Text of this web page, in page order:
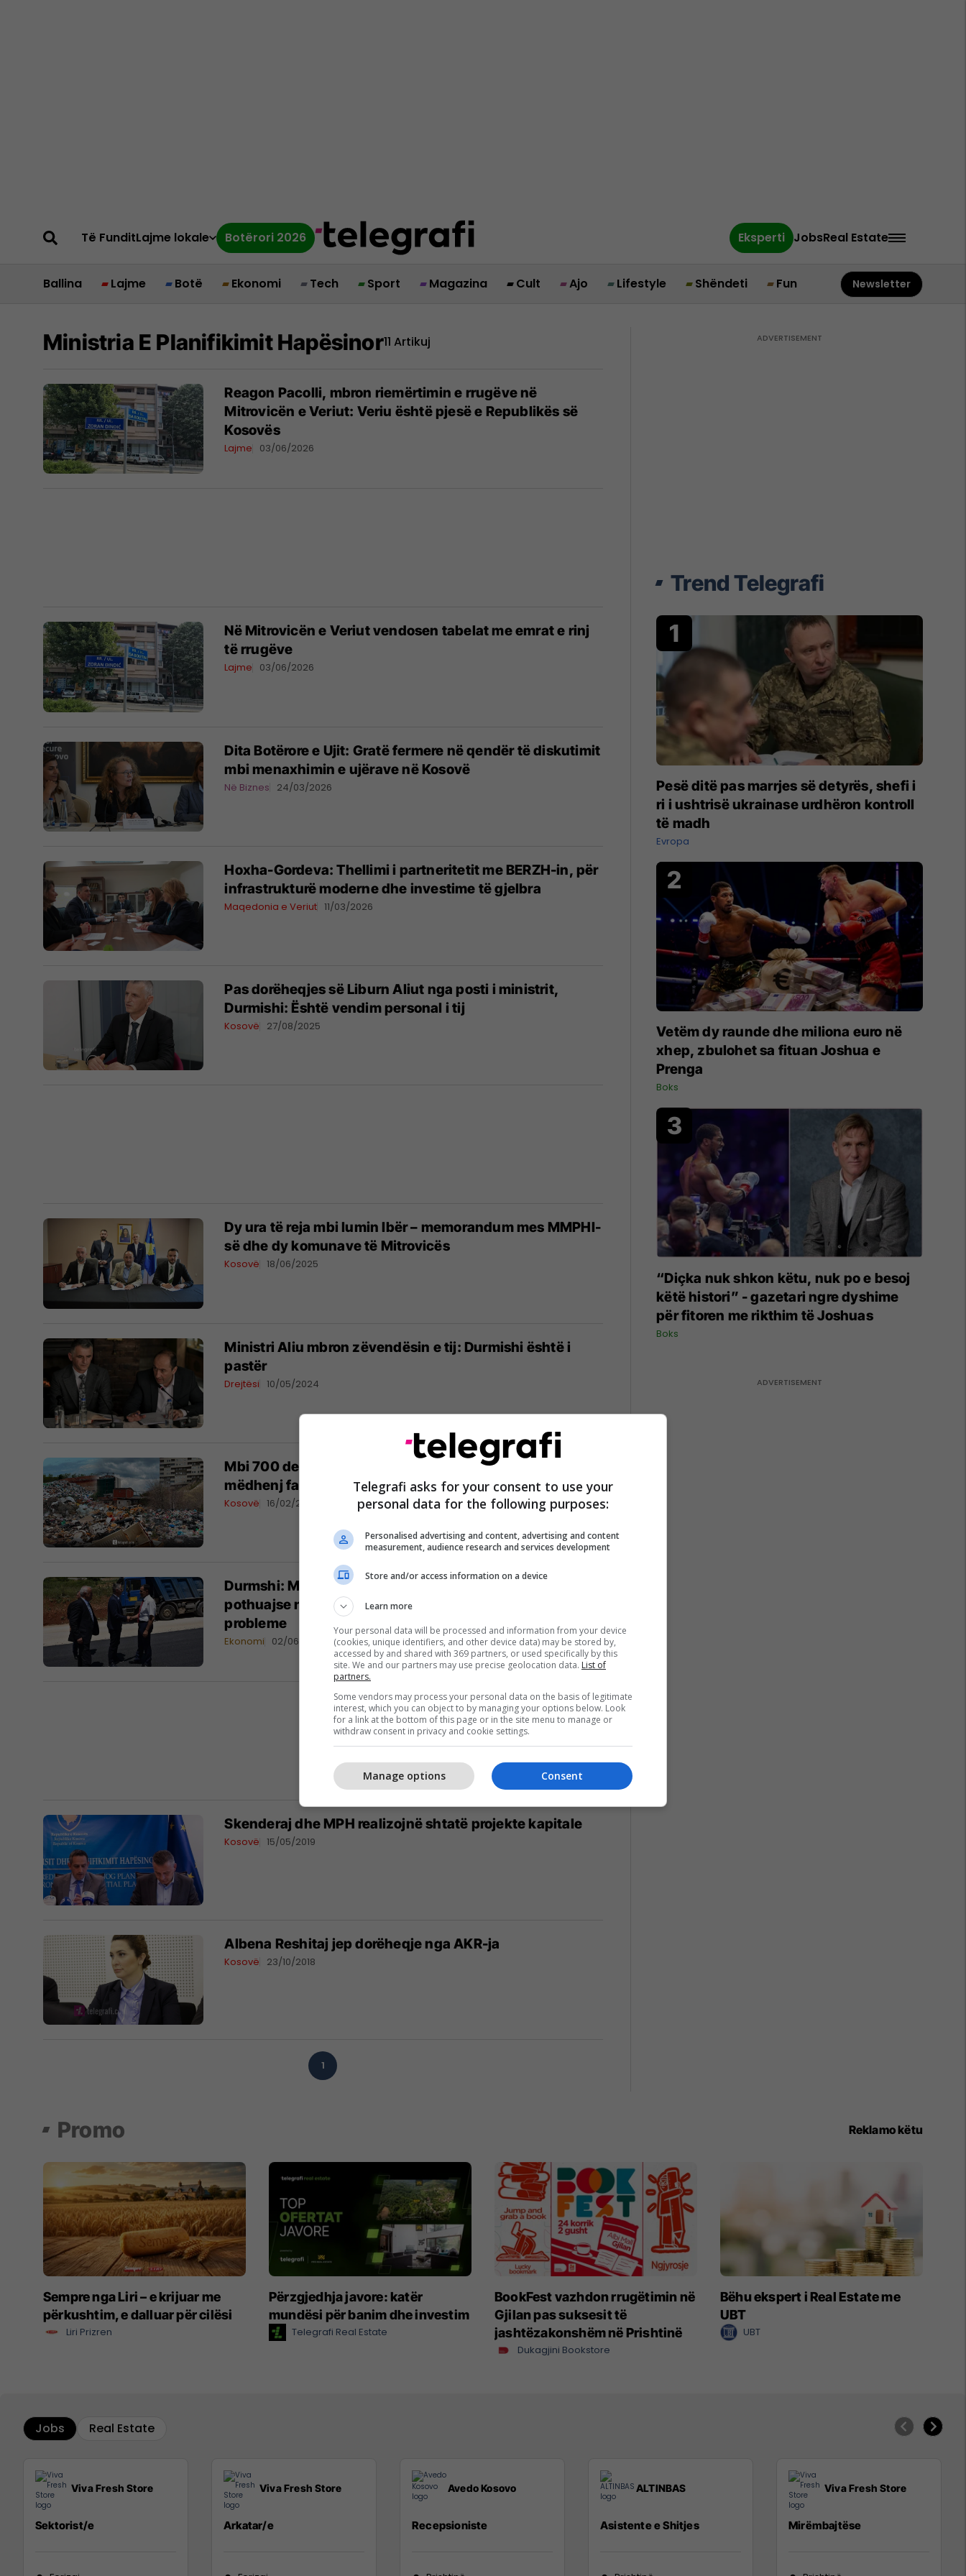
Të FunditLajme lokale Botërori 2026 Eksperti JobsReal Estate
Ballina Lajme Botë Ekonomi Tech Sport Magazina Cult Ajo Lifestyle Shëndeti Fun Newsletter
Ministria E Planifikimit Hapësinor11 Artikuj
Reagon Pacolli, mbron riemërtimin e rrugëve në
Mitrovicën e Veriut: Veriu është pjesë e Republikës së
Kosovës
Lajme 03/06/2026
Në Mitrovicën e Veriut vendosen tabelat me emrat e rinj
të rrugëve
Lajme 03/06/2026
Dita Botërore e Ujit: Gratë fermere në qendër të diskutimit
mbi menaxhimin e ujërave në Kosovë
Në Biznes 24/03/2026
Hoxha-Gordeva: Thellimi i partneritetit me BERZH-in, për
infrastrukturë moderne dhe investime të gjelbra
Maqedonia e Veriut 11/03/2026
Pas dorëheqjes së Liburn Aliut nga posti i ministrit,
Durmishi: Është vendim personal i tij
Kosovë 27/08/2025
Dy ura të reja mbi lumin Ibër – memorandum mes MMPHI-
së dhe dy komunave të Mitrovicës
Kosovë 18/06/2025
Ministri Aliu mbron zëvendësin e tij: Durmishi është i
pastër
Drejtësi 10/05/2024
Mbi 700 deponi ilegale në Kosovë, ndotësit më të
mëdhenj faktori njeri dhe kompanitë ndërtuese
Kosovë 16/02/2023
Durmshi: Mbi 20 kontrata kanë qenë të bllokuara, tani
pothuajse në të gjitha po zhvillohen punimet pa
probleme
Ekonomi 02/06/2021
​Skenderaj dhe MPH realizojnë shtatë projekte kapitale
Kosovë 15/05/2019
Albena Reshitaj jep dorëheqje nga AKR-ja
Kosovë 23/10/2018
1
Trend Telegrafi
Pesë ditë pas marrjes së detyrës, shefi i
ri i ushtrisë ukrainase urdhëron kontroll
të madh
Evropa
Vetëm dy raunde dhe miliona euro në
xhep, zbulohet sa fituan Joshua e
Prenga
Boks
“Diçka nuk shkon këtu, nuk po e besoj
këtë histori” - gazetari ngre dyshime
për fitoren me rikthim të Joshuas
Boks
Promo Reklamo këtu
Sempre nga Liri – e krijuar me
përkushtim, e dalluar për cilësi
Liri Prizren
Përzgjedhja javore: katër
mundësi për banim dhe investim
Telegrafi Real Estate
BookFest vazhdon rrugëtimin në
Gjilan pas suksesit të
jashtëzakonshëm në Prishtinë
Dukagjini Bookstore
Bëhu ekspert i Real Estate me
UBT
UBT
Jobs Real Estate
Viva Fresh Store
Sektorist/e
Viva Fresh Store
Arkatar/e
Avedo Kosovo
Recepsioniste
ALTINBAS
Asistente e Shitjes
Viva Fresh Store
Mirëmbajtëse
Telegrafi asks for your consent to use your
personal data for the following purposes:
Personalised advertising and content, advertising and content
measurement, audience research and services development
Store and/or access information on a device
Learn more
Your personal data will be processed and information from your device
(cookies, unique identifiers, and other device data) may be stored by,
accessed by and shared with 369 partners, or used specifically by this
site. We and our partners may use precise geolocation data. List of
partners.
Some vendors may process your personal data on the basis of legitimate
interest, which you can object to by managing your options below. Look
for a link at the bottom of this page or in the site menu to manage or
withdraw consent in privacy and cookie settings.
Consent
Manage options